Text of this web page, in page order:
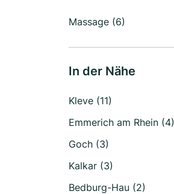
Massage (6)
In der Nähe
Kleve (11)
Emmerich am Rhein (4)
Goch (3)
Kalkar (3)
Bedburg-Hau (2)